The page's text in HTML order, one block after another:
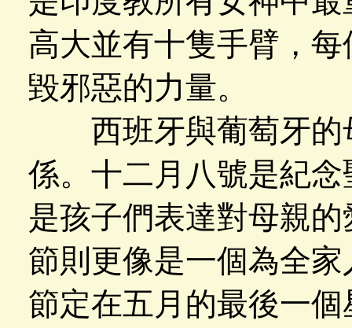
高大並有十隻手臂，
毀邪惡的力量。
西班牙與葡萄牙的
係。十二月八號是紀
是孩子們表達對母親
節則更像是一個為全
節定在五月的最後一